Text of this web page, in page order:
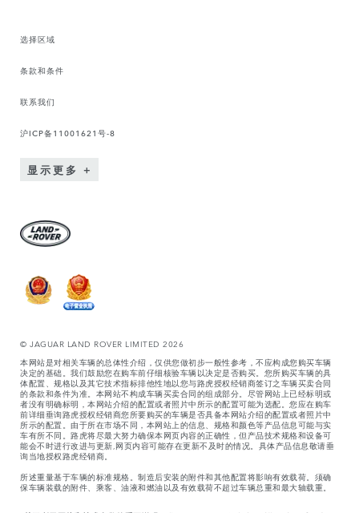
选择区域
条款和条件
联系我们
沪ICP备11001621号-8
显示更多
© JAGUAR LAND ROVER LIMITED 2026
本网站是对相关车辆的总体性介绍，仅供您做初步一般性参考，不应构成您购买车辆
决定的基础。我们鼓励您在购车前仔细核验车辆以决定是否购买。您所购买车辆的具
体配置、规格以及其它技术指标排他性地以您与路虎授权经销商签订之车辆买卖合同
的条款和条件为准。本网站不构成车辆买卖合同的组成部分。尽管网站上已经标明或
者没有明确标明，本网站介绍的配置或者照片中所示的配置可能为选配。您应在购车
前详细垂询路虎授权经销商您所要购买的车辆是否具备本网站介绍的配置或者照片中
所示的配置。由于所在市场不同，本网站上的信息、规格和颜色等产品信息可能与实
车有所不同。路虎将尽最大努力确保本网页内容的正确性，但产品技术规格和设备可
能会不时进行改进与更新,网页内容可能存在更新不及时的情况。具体产品信息敬请垂
询当地授权路虎经销商。
所述重量基于车辆的标准规格。制造后安装的附件和其他配置将影响有效载荷。须确
保车辆装载的附件、乘客、油液和燃油以及有效载荷不超过车辆总重和最大轴载重。